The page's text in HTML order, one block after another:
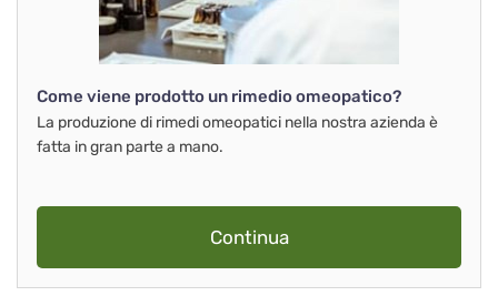
Come viene prodotto un rimedio omeopatico?
La produzione di rimedi omeopatici nella nostra azienda è
fatta in gran parte a mano.
Continua